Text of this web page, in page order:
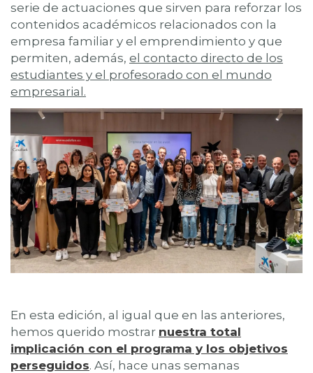
serie de actuaciones que sirven para reforzar los
contenidos académicos relacionados con la
empresa familiar y el emprendimiento y que
permiten, además, el contacto directo de los
estudiantes y el profesorado con el mundo
empresarial.
En esta edición, al igual que en las anteriores,
hemos querido mostrar nuestra total
implicación con el programa y los objetivos
perseguidos. Así, hace unas semanas